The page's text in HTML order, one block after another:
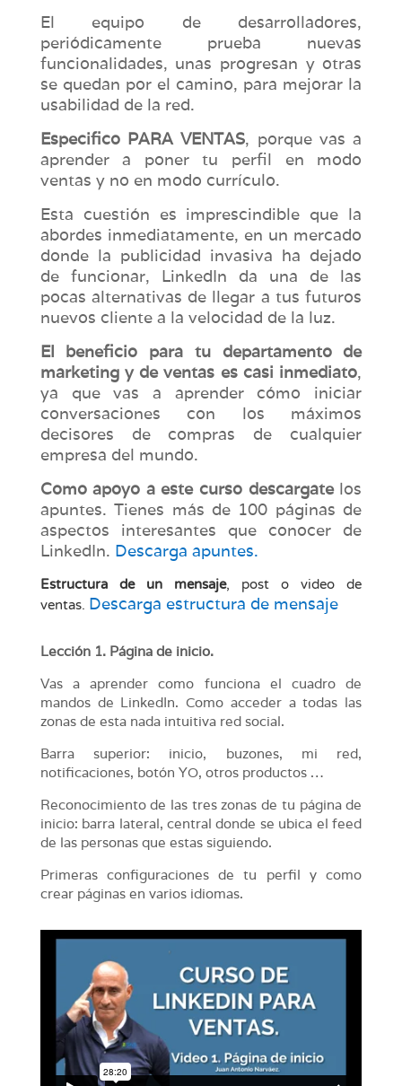
El equipo de desarrolladores,
periódicamente prueba nuevas
funcionalidades, unas progresan y otras
se quedan por el camino, para mejorar la
usabilidad de la red.
Especifico PARA VENTAS, porque vas a
aprender a poner tu perfil en modo
ventas y no en modo currículo.
Esta cuestión es imprescindible que la
abordes inmediatamente, en un mercado
donde la publicidad invasiva ha dejado
de funcionar, LinkedIn da una de las
pocas alternativas de llegar a tus futuros
nuevos cliente a la velocidad de la luz.
El beneficio para tu departamento de
marketing y de ventas es casi inmediato,
ya que vas a aprender cómo iniciar
conversaciones con los máximos
decisores de compras de cualquier
empresa del mundo.
Como apoyo a este curso descargatelos
apuntes.Tienes más de 100 páginas de
aspectos interesantes que conocer de
LinkedIn. Descarga apuntes.
Estructura de un mensaje, post o video de
ventas. Descarga estructura de mensaje
Lección 1. Página de inicio.
Vas a aprender como funciona el cuadro de
mandos de LinkedIn. Como acceder a todas las
zonas de esta nada intuitiva red social.
Barra superior: inicio, buzones, mi red,
notificaciones, botón YO, otros productos …
Reconocimiento de las tres zonas de tu página de
inicio: barra lateral, central donde se ubica el feed
de las personas que estas siguiendo.
Primeras configuraciones de tu perfil y como
crear páginas en varios idiomas.